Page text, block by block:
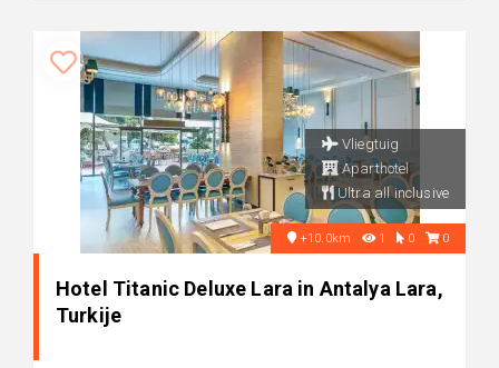
Vliegtuig
Aparthotel
Ultra all inclusive
+10.0km 1 0 0
Hotel Titanic Deluxe Lara in Antalya Lara,
Turkije